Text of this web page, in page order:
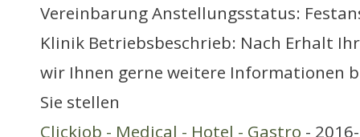
Vereinbarung Anstellungsstatus:
Klinik Betriebsbeschrieb: Nach Erhalt
wir Ihnen gerne weitere Informationen
Sie stellen
Clickjob - Medical - Hotel - Gastro -